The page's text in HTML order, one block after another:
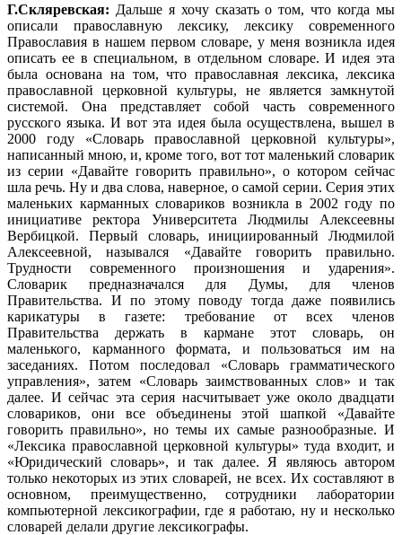
Г.Скляревская: Дальше я хочу сказать о том, что когда мы
описали православную лексику, лексику современного
Православия в нашем первом словаре, у меня возникла идея
описать ее в специальном, в отдельном словаре. И идея эта
была основана на том, что православная лексика, лексика
православной церковной культуры, не является замкнутой
системой. Она представляет собой часть современного
русского языка. И вот эта идея была осуществлена, вышел в
2000 году «Словарь православной церковной культуры»,
написанный мною, и, кроме того, вот тот маленький словарик
из серии «Давайте говорить правильно», о котором сейчас
шла речь. Ну и два слова, наверное, о самой серии. Серия этих
маленьких карманных словариков возникла в 2002 году по
инициативе ректора Университета Людмилы Алексеевны
Вербицкой. Первый словарь, инициированный Людмилой
Алексеевной, назывался «Давайте говорить правильно.
Трудности современного произношения и ударения».
Словарик предназначался для Думы, для членов
Правительства. И по этому поводу тогда даже появились
карикатуры в газете: требование от всех членов
Правительства держать в кармане этот словарь, он
маленького, карманного формата, и пользоваться им на
заседаниях. Потом последовал «Словарь грамматического
управления», затем «Словарь заимствованных слов» и так
далее. И сейчас эта серия насчитывает уже около двадцати
словариков, они все объединены этой шапкой «Давайте
говорить правильно», но темы их самые разнообразные. И
«Лексика православной церковной культуры» туда входит, и
«Юридический словарь», и так далее. Я являюсь автором
только некоторых из этих словарей, не всех. Их составляют в
основном, преимущественно, сотрудники лаборатории
компьютерной лексикографии, где я работаю, ну и несколько
словарей делали другие лексикографы.